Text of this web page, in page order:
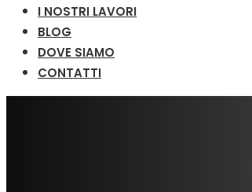
I NOSTRI LAVORI
BLOG
DOVE SIAMO
CONTATTI